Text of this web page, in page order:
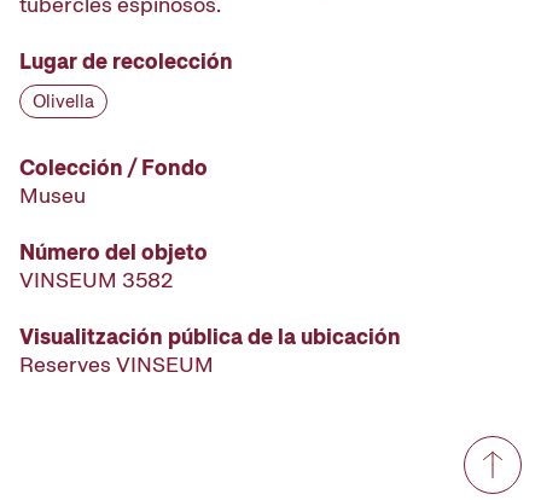
Lugar de recolección
Olivella
Colección / Fondo
Museu
Número del objeto
VINSEUM 3582
Visualitzación pública de la ubicación
Reserves VINSEUM